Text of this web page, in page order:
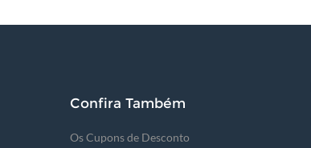
Confira Também
Os Cupons de Desconto